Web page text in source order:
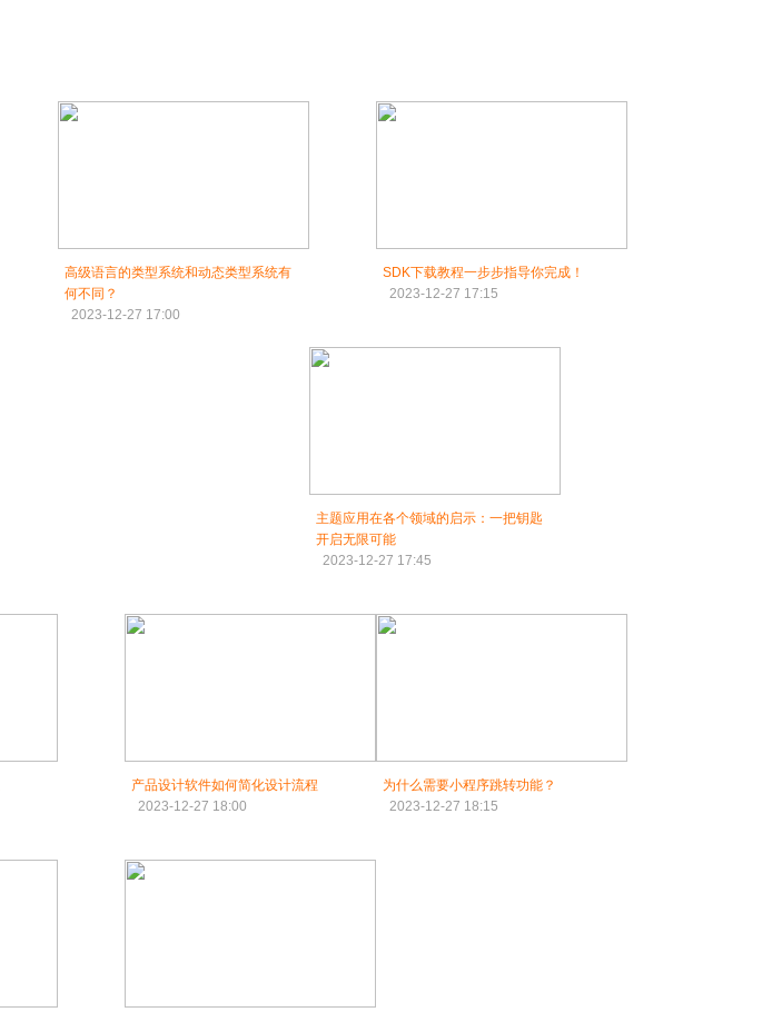
高级语言的类型系统和动态类型系统有
何不同？
2023-12-27 17:00
SDK下载教程一步步指导你完成！
2023-12-27 17:15
主题应用在各个领域的启示：一把钥匙
开启无限可能
2023-12-27 17:45
产品设计软件如何简化设计流程
2023-12-27 18:00
为什么需要小程序跳转功能？
2023-12-27 18:15